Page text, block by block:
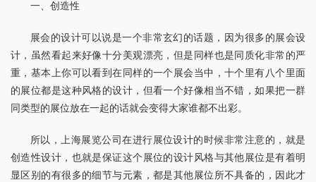
一、创造性
展会的设计可以说是一个非常玄幻的话题，因为很多的展会设
计，虽然看起来好像十分美观漂亮，但是同样也是同质化非常的严
重，基本上你可以看到在同样的一个展会当中，十个里有八个里面
的展位都是这种风格的设计，但看一个好像相当不错，如果把一群
同类型的展位放在一起的话就会变得大家谁都不出彩。
所以，上海展览公司在进行展位设计的时候非常注意的，就是
创造性设计，也就是保证这个展位的设计风格与其他展位是有着明
显区别的有很多的细节与元素，都是其他展位所不具备的，因此才